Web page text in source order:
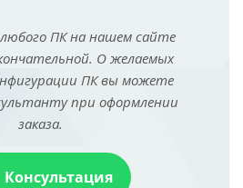
ПК на нашем сайте
О желаемых
ПК вы можете
при оформлении
заказа.
Консультация